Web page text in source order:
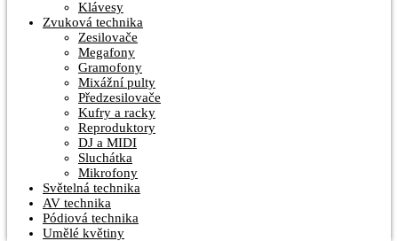
Klávesy
Zvuková technika
Zesilovače
Megafony
Gramofony
Mixážní pulty
Předzesilovače
Kufry a racky
Reproduktory
DJ a MIDI
Sluchátka
Mikrofony
Světelná technika
AV technika
Pódiová technika
Umělé květiny